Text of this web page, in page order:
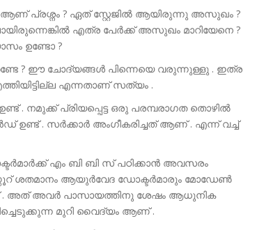
പ്രശ്നം ? ഏത് സ്റ്റേജിൽ ആയിരുന്നു അസുഖം ?
എത്ര പേർക്ക് അസുഖം മാറിയേനെ ?
ഉണ്ടോ ?
? ഈ ചോദ്യങ്ങൾ പിന്നെയെ വരുന്നുള്ളു . ഇത്ര
എന്നതാണ് സത്യം .
. നമുക്ക് പ്രിയപ്പെട്ട ഒരു പരമ്പരാഗത തൊഴിൽ
ഉണ്ട് . സർക്കാർ അംഗീകരിച്ചത് ആണ് . എന്ന് വച്ച്
എം ബി ബി സ് പഠിക്കാൻ അവസരം
ശതമാനം ആയുർവേദ ഡോക്ടർമാരും മോഡേൺ
. അത് അവർ പാസായത്തിനു ശേഷം ആധുനിക
മുറി വൈദ്യം ആണ് .